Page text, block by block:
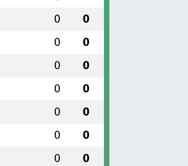
0 0
0 0
0 0
0 0
0 0
0 0
0 0